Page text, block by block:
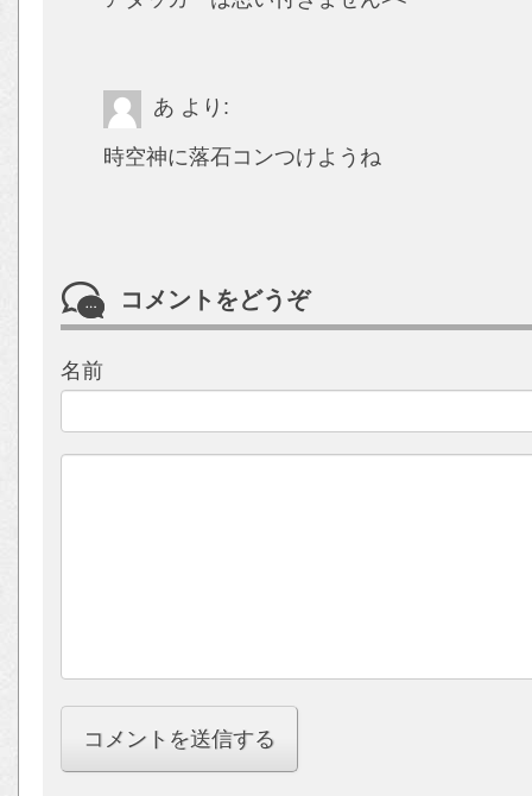
あ より:
時空神に落石コンつけようね
コメントをどうぞ
名前